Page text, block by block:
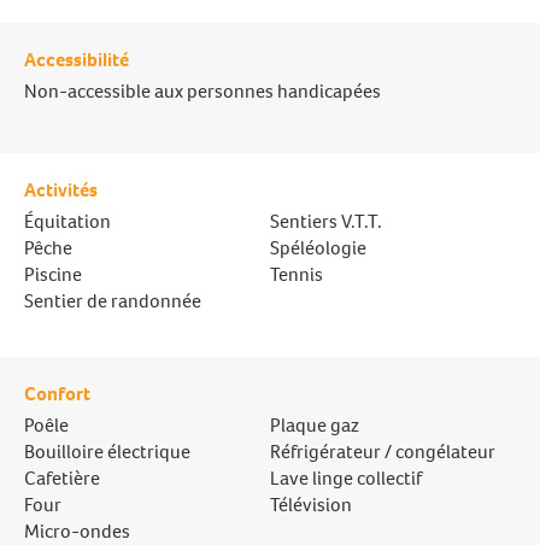
Accessibilité
Non-accessible aux personnes handicapées
Activités
Équitation
Pêche
Piscine
Sentier de randonnée
Sentiers V.T.T.
Spéléologie
Tennis
Confort
Poêle
Bouilloire électrique
Cafetière
Four
Micro-ondes
Plaque gaz
Réfrigérateur / congélateur
Lave linge collectif
Télévision